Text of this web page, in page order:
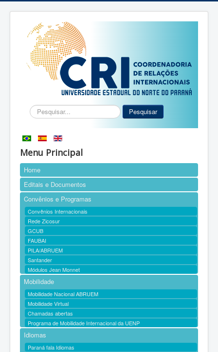
Pesquisar... Pesquisar
Menu Principal
Home
Editais e Documentos
Convênios e Programas
Convênios Internacionais
Rede Zicosur
GCUB
FAUBAI
PILA/ABRUEM
Santander
Módulos Jean Monnet
Mobilidade
Mobilidade Nacional ABRUEM
Mobilidade Virtual
Chamadas abertas
Programa de Mobilidade Internacional da UENP
Idiomas
Paraná fala Idiomas